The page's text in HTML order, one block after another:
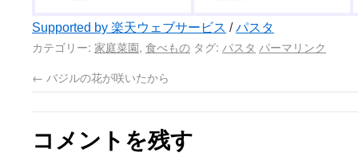
Supported by 楽天ウェブサービス /パスタ
カテゴリー: 家庭菜園, 食べもの タグ: パスタ パーマリンク
← バジルの花が咲いたから
コメントを残す